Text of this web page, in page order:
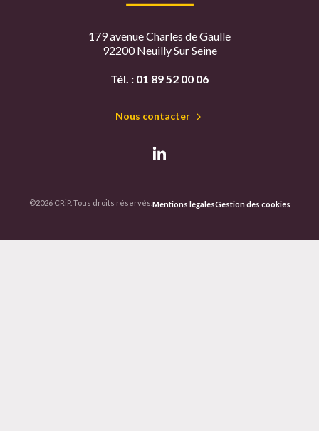
179 avenue Charles de Gaulle
92200 Neuilly Sur Seine
Tél. : 01 89 52 00 06
Nous contacter
©2026 CRiP. Tous droits réservés.Mentions légalesGestion des cookies